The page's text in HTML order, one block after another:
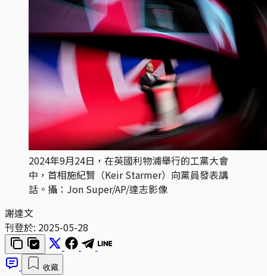
2024年9月24日，在英國利物浦舉行的工黨大會
中，首相施紀賢（Keir Starmer）向黨員發表講
話。攝：Jon Super/AP/達志影像
謝達文
刊登於: 2025-05-28
收藏